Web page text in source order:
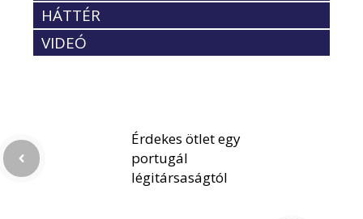
HÁTTÉR
VIDEÓ
Érdekes ötlet egy
portugál
légitársaságtól